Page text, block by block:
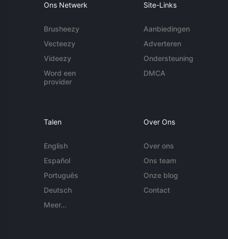
Ons Netwerk
Brusheezy
Vecteezy
Videezy
Word een
provider
Site-Links
Aanbiedingen
Adverteren
Ondersteuning
DMCA
Talen
English
Español
Português
Deutsch
Meer...
Over Ons
Over ons
Ons team
Onze blog
Contact